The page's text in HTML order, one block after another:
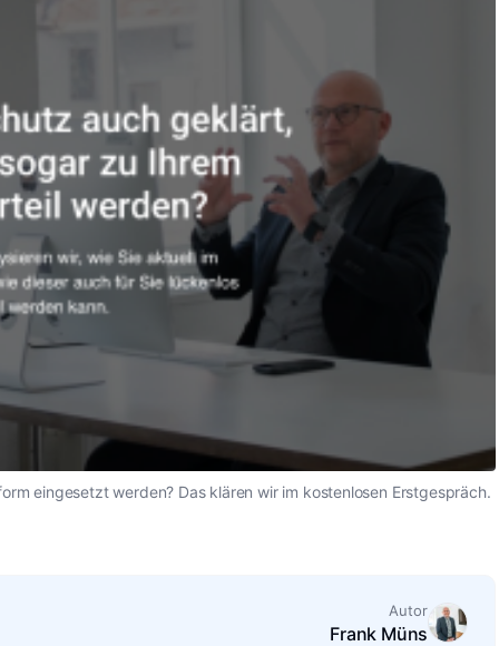
eingesetzt werden? Das klären wir im kostenlosen Erstgespräch.
Autor
Frank Müns